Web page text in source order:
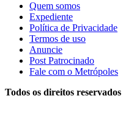
Quem somos
Expediente
Política de Privacidade
Termos de uso
Anuncie
Post Patrocinado
Fale com o Metrópoles
Todos os direitos reservados